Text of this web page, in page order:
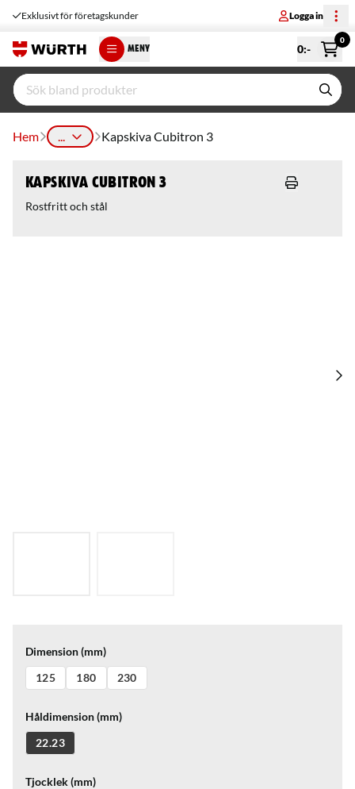
Exklusivt för företagskunder Logga in
MENY 0:-
0
Hem ... Kapskiva Cubitron 3
Kapskiva Cubitron 3
Rostfritt och stål
Dimension (mm)
125
180 230
Håldimension (mm)
22.23
Tjocklek (mm)